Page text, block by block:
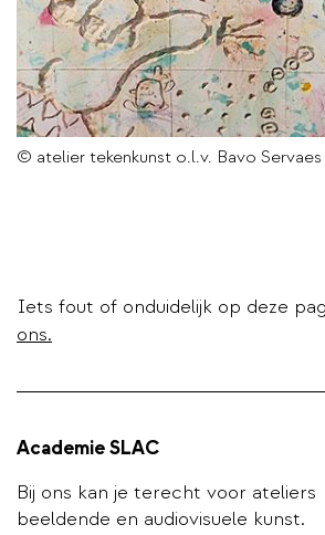
© atelier tekenkunst o.l.v. Bavo Servaes
Iets fout of onduidelijk op deze
ons.
Academie SLAC
Bij ons kan je terecht voor ateliers
beeldende en audiovisuele kunst.